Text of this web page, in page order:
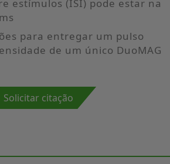
estímulos (ISI) pode estar na
para entregar um pulso
de um único DuoMAG
Solicitar citação